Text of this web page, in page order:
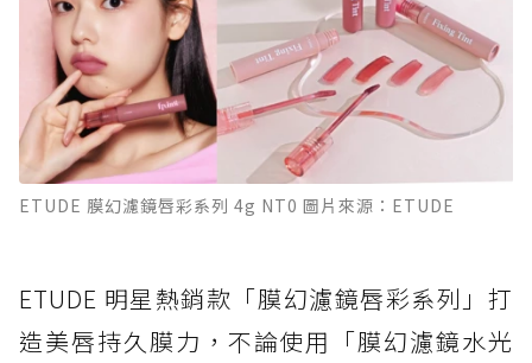
ETUDE 膜幻濾鏡唇彩系列 4g NT0 圖片來源：ETUDE
ETUDE 明星熱銷款「膜幻濾鏡唇彩系列」打
造美唇持久膜力，不論使用「膜幻濾鏡水光